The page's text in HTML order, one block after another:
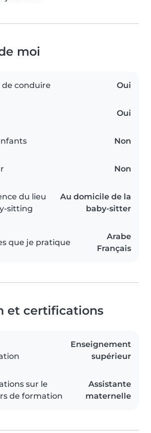
moi
de conduire Oui
Oui
Non
Non
du lieu
sitting
Au domicile de la
baby-sitter
que je pratique
Arabe
Français
et certifications
Enseignement
supérieur
sur le
de formation
Assistante
maternelle